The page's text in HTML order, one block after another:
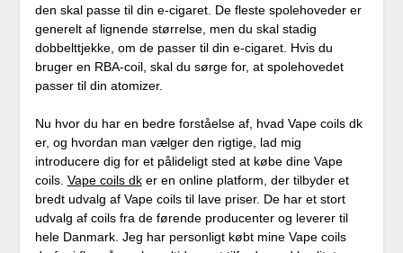
den skal passe til din e-cigaret. De fleste spolehoveder er
generelt af lignende størrelse, men du skal stadig
dobbelttjekke, om de passer til din e-cigaret. Hvis du
bruger en RBA-coil, skal du sørge for, at spolehovedet
passer til din atomizer.
Nu hvor du har en bedre forståelse af, hvad Vape coils dk
er, og hvordan man vælger den rigtige, lad mig
introducere dig for et pålideligt sted at købe dine Vape
coils. Vape coils dker en online platform, der tilbyder et
bredt udvalg af Vape coils til lave priser. De har et stort
udvalg af coils fra de førende producenter og leverer til
hele Danmark. Jeg har personligt købt mine Vape coils